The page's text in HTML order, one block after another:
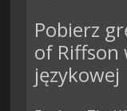
Pobierz
of Riffson
językowej